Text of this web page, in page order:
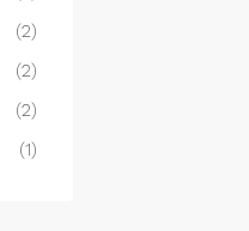
(2)
(2)
(2)
(1)